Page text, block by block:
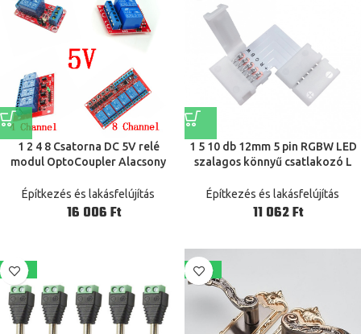
1 2 4 8 Csatorna DC 5V relé
modul OptoCoupler Alacsony
Arduino 5 V relék 1/2/4/8 módon
Építkezés és lakásfelújítás
Ft
1 5 10 db 12mm 5 pin RGBW LED
szalagos könnyű csatlakozó L
háttérvilágítás otthoni szalag
könnyű beltéri dekoráció rész
Építkezés és lakásfelújítás
Ft
-43% -20%